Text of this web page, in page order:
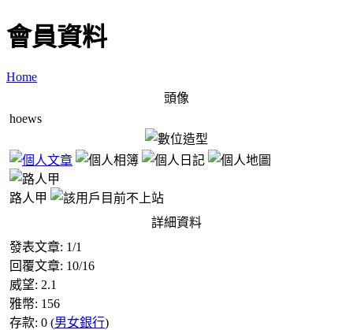
會員資料
Home
頭像
hoews
路人甲
詳細資料
發表文章: 1/1
回覆文章: 10/16
威望: 2.1
雅幣: 156
存款: 0 (男女銀行)